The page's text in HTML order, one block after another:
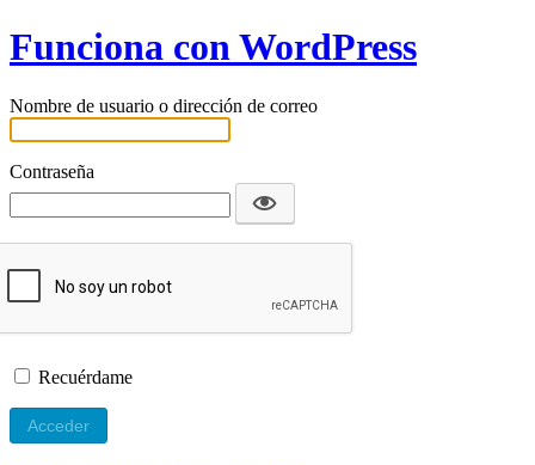
Funciona con WordPress
Nombre de usuario o dirección de correo
Contraseña
Recuérdame